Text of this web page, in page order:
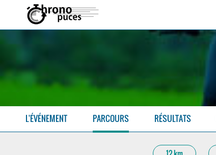
L'ÉVÉNEMENT PARCOURS RÉSULTATS